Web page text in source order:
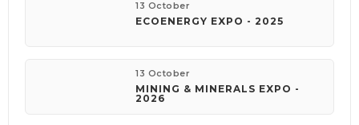
13 October
ECOENERGY EXPO - 2025
13 October
MINING & MINERALS EXPO -
2026